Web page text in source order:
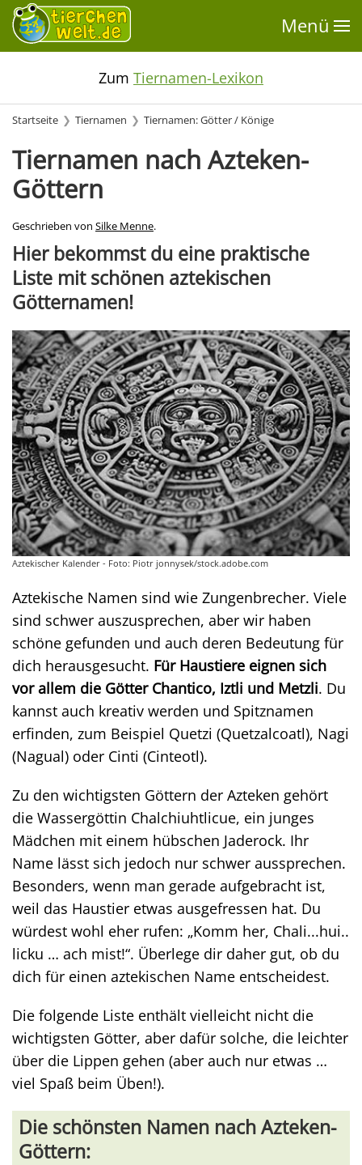
Menü
Zum Tiernamen-Lexikon
Startseite Tiernamen Tiernamen: Götter / Könige
Tiernamen nach Azteken-
Göttern
Geschrieben von Silke Menne.
Hier bekommst du eine praktische
Liste mit schönen aztekischen
Götternamen!
Aztekischer Kalender - Foto: Piotr jonnysek/stock.adobe.com
Aztekische Namen sind wie Zungenbrecher. Viele
sind schwer auszusprechen, aber wir haben
schöne gefunden und auch deren Bedeutung für
dich herausgesucht. Für Haustiere eignen sich
vor allem die Götter Chantico, Iztli und Metzli. Du
kannst auch kreativ werden und Spitznamen
erfinden, zum Beispiel Quetzi (Quetzalcoatl), Nagi
(Nagual) oder Cinti (Cinteotl).
Zu den wichtigsten Göttern der Azteken gehört
die Wassergöttin Chalchiuhtlicue, ein junges
Mädchen mit einem hübschen Jaderock. Ihr
Name lässt sich jedoch nur schwer aussprechen.
Besonders, wenn man gerade aufgebracht ist,
weil das Haustier etwas ausgefressen hat. Du
würdest wohl eher rufen: „Komm her, Chali...hui..
licku … ach mist!“. Überlege dir daher gut, ob du
dich für einen aztekischen Name entscheidest.
Die folgende Liste enthält vielleicht nicht die
wichtigsten Götter, aber dafür solche, die leichter
über die Lippen gehen (aber auch nur etwas …
viel Spaß beim Üben!).
Die schönsten Namen nach Azteken-
Göttern: